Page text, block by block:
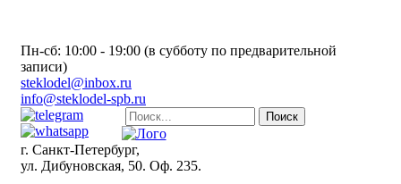
Пн-сб: 10:00 - 19:00 (в субботу по предварительной
записи)
steklodel@inbox.ru
info@steklodel-spb.ru
г. Санкт-Петербург,
ул. Дибуновская, 50. Оф. 235.